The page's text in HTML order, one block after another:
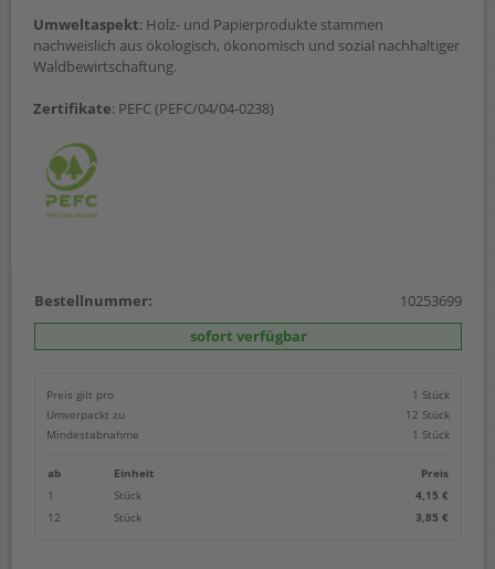
Umweltaspekt: Holz- und Papierprodukte stammen
nachweislich aus ökologisch, ökonomisch und sozial nachhaltiger
Waldbewirtschaftung.
Zertifikate: PEFC (PEFC/04/04-0238)
Bestellnummer:
10253699
sofort verfügbar
Preis gilt pro
1 Stück
Umverpackt zu
12 Stück
Mindestabnahme
1 Stück
ab Einheit
Preis
1
Stück
4,15 €
12
Stück 3,85 €